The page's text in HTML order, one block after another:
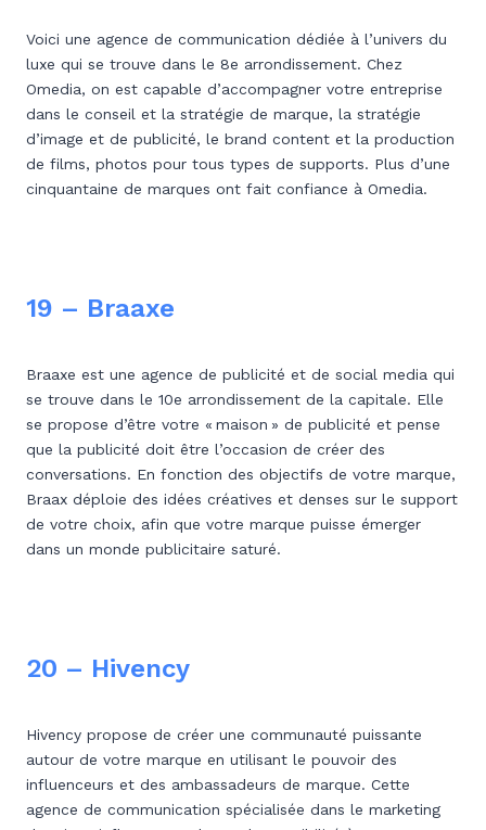
Voici une agence de communication dédiée à l’univers du
luxe qui se trouve dans le 8e arrondissement. Chez
Omedia, on est capable d’accompagner votre entreprise
dans le conseil et la stratégie de marque, la stratégie
d’image et de publicité, le brand content et la production
de films, photos pour tous types de supports. Plus d’une
cinquantaine de marques ont fait confiance à Omedia.
19 – Braaxe
Braaxe est une agence de publicité et de social media qui
se trouve dans le 10e arrondissement de la capitale. Elle
se propose d’être votre « maison » de publicité et pense
que la publicité doit être l’occasion de créer des
conversations. En fonction des objectifs de votre marque,
Braax déploie des idées créatives et denses sur le support
de votre choix, afin que votre marque puisse émerger
dans un monde publicitaire saturé.
20 – Hivency
Hivency propose de créer une communauté puissante
autour de votre marque en utilisant le pouvoir des
influenceurs et des ambassadeurs de marque. Cette
agence de communication spécialisée dans le marketing